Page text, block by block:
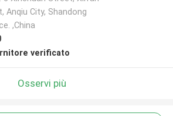
Anqiu City, Shandong
,China
verificato
Osservi più